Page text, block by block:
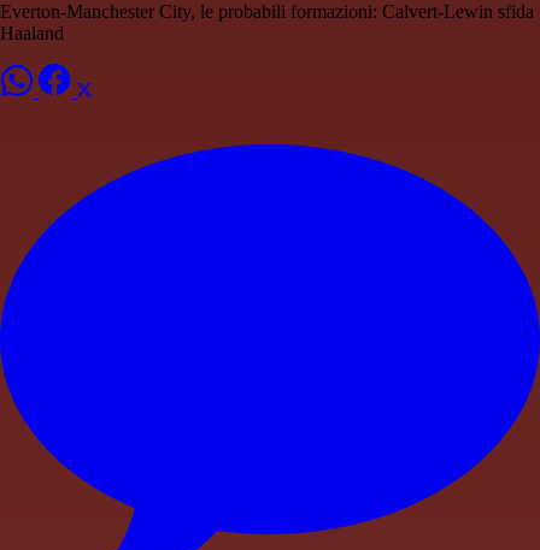
Everton-Manchester City, le probabili formazioni: Calvert-Lewin sfida
Haaland